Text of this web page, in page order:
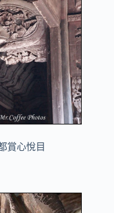
賞心悅目